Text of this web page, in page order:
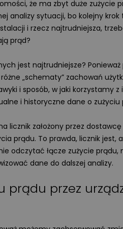
że ma zbyt duże zużycie
analizy sytuacji, bo kolejny
i rzecz najtrudniejsza,
prąd?
jest najtrudniejsze?
„schematy” zachowań
i sposób, w jaki korzystamy
i historyczne dane o zużyciu
licznik założony przez
prądu. To prawda, licznik jest,
odczytać łącze zużycie
dane do dalszej analizy.
prądu przez